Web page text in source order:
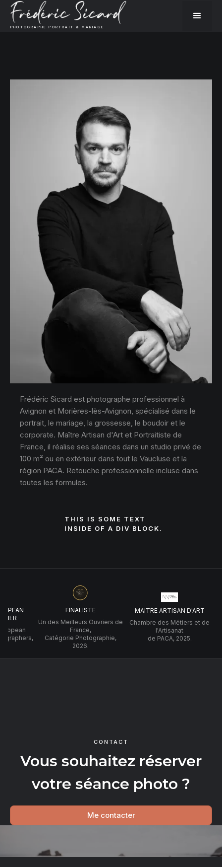
PHOTOGRAPHE PORTRAIT & MARIAGE
Frédéric Sicard est photographe professionnel à
Avignon et Morières-lès-Avignon, spécialisé dans le
portrait, le mariage, la grossesse, le boudoir et le
corporate. Maître Artisan d'Art et Portraitiste de
France, il réalise ses séances dans un studio privé de
100 m² ou en extérieur dans tout le Vaucluse et la
région PACA. Retouche professionnelle incluse dans
toutes les formules.
THIS IS SOME TEXT
INSIDE OF A DIV BLOCK.
MAITRE ARTISAN D'ART
Chambre des Métiers et de
l'Artisanat
de PACA, 2025.
FINALISTE
Un des Meilleurs Ouvriers de
France,
Catégorie Photographie,
2026.
CONTACT
Vous souhaitez réserver
votre séance photo ?
Me contacter